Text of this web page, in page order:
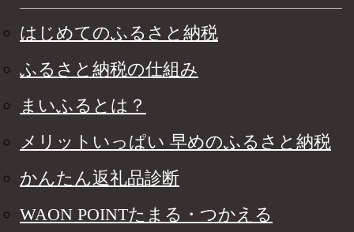
はじめてのふるさと納税
ふるさと納税の仕組み
まいふるとは？
メリットいっぱい 早めのふるさと納税
かんたん返礼品診断
WAON POINTたまる・つかえる